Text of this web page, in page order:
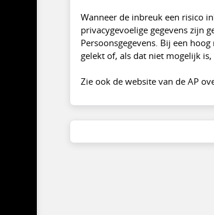
Wanneer de inbreuk een risico
privacygevoelige gegevens zijn
Persoonsgegevens. Bij een
gelekt of, als dat niet mogelijk
Zie ook de website van de AP